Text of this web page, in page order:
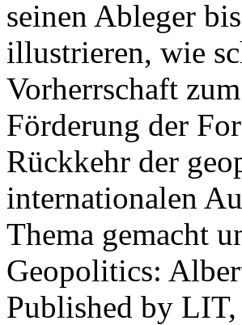
seinen Ableger
illustrieren, wie
Vorherrschaft
Förderung der
Rückkehr der
internationalen
Thema gemacht
Geopolitics:
Published by